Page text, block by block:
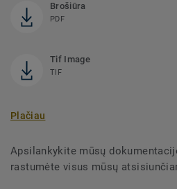
Brošiūra
PDF
Tif Image
TIF
Plačiau
Apsilankykite mūsų
rastumėte visus mūsų